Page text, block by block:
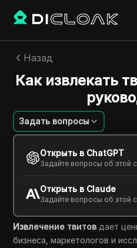
Назад
Как извлекать
Задать вопросы
Открыть в ChatGPT
Задайте вопросы об этой
Открыть в Claude
Задайте вопросы об этой
Эмили Грейс
26 сент. 2025 5 минут
Copy Link
Извлечение твитов дает
бизнеса, маркетологов и